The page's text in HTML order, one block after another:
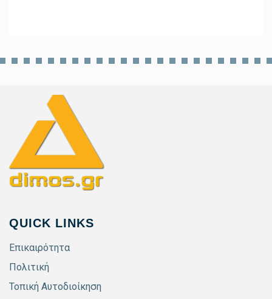
QUICK LINKS
Επικαιρότητα
Πολιτική
Τοπική Αυτοδιοίκηση